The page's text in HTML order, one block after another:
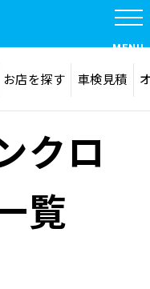
MENU
お店を探す 車検見積
クロ
覧